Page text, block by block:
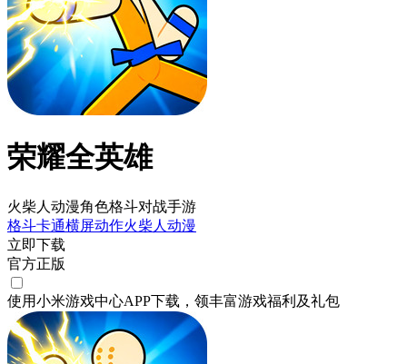
荣耀全英雄
火柴人动漫角色格斗对战手游
格斗卡通横屏动作火柴人 动漫
立即下载
官方正版
使用小米游戏中心APP下载 ，领丰富游戏福利 及礼包